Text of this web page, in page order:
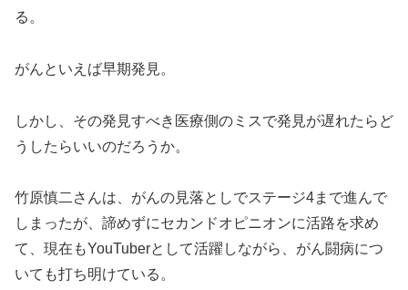
る。
がんといえば早期発見。
しかし、その発見すべき医療側のミスで発見が遅れたらど
うしたらいいのだろうか。
竹原慎二さんは、がんの見落としでステージ4まで進んで
しまったが、諦めずにセカンドオピニオンに活路を求め
て、現在もYouTuberとして活躍しながら、がん闘病につ
いても打ち明けている。